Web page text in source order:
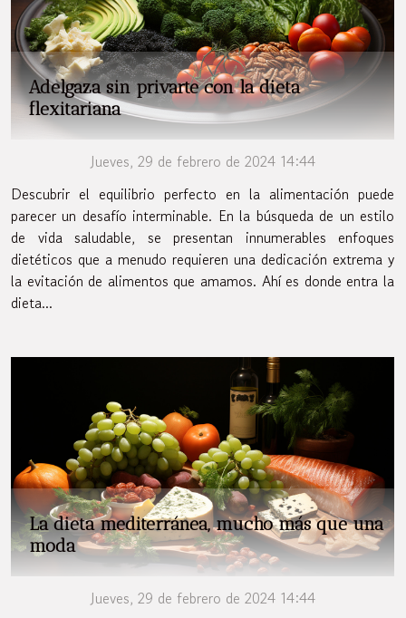
Adelgaza sin privarte con la dieta
flexitariana
Jueves, 29 de febrero de 2024 14:44
Descubrir el equilibrio perfecto en la alimentación puede
parecer un desafío interminable. En la búsqueda de un estilo
de vida saludable, se presentan innumerables enfoques
dietéticos que a menudo requieren una dedicación extrema y
la evitación de alimentos que amamos. Ahí es donde entra la
dieta...
La dieta mediterránea, mucho más que una
moda
Jueves, 29 de febrero de 2024 14:44